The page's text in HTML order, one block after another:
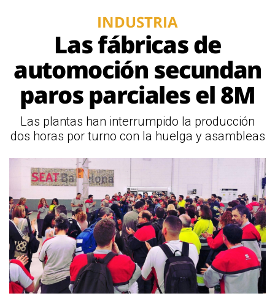
INDUSTRIA
Las fábricas de
automoción secundan
paros parciales el 8M
Las plantas han interrumpido la producción
dos horas por turno con la huelga y asambleas